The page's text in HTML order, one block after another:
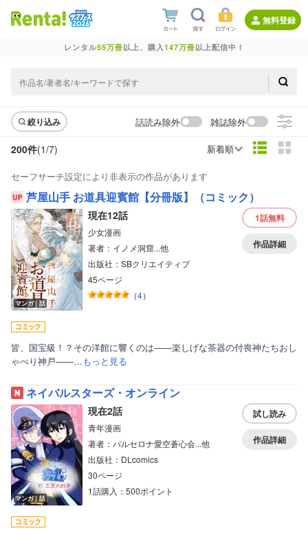
無料登録
レンタル55万冊以上、購入147万冊以上配信中！
絞り込み 話読み除外 雑誌除外
200件(1/7) 新着順
セーフサーチ設定により非表示の作品があります
芦屋山手 お道具迎賓館【分冊版】（コミック）
マンガ｜話
現在12話
少女漫画
著者：イノメ洞窟...他
出版社：SBクリエイティブ
45ページ
（4）
1話無料
作品詳細
皆、国宝級！？その洋館に響くのは――楽しげな茶器の付喪神たちおし
ゃべり神戸――…もっと見る
ネイバルスターズ・オンライン
マンガ｜話
現在2話
青年漫画
著者：バルセロナ愛空蒼心会...他
出版社：DLcomics
30ページ
1話購入：500ポイント
試し読み
作品詳細